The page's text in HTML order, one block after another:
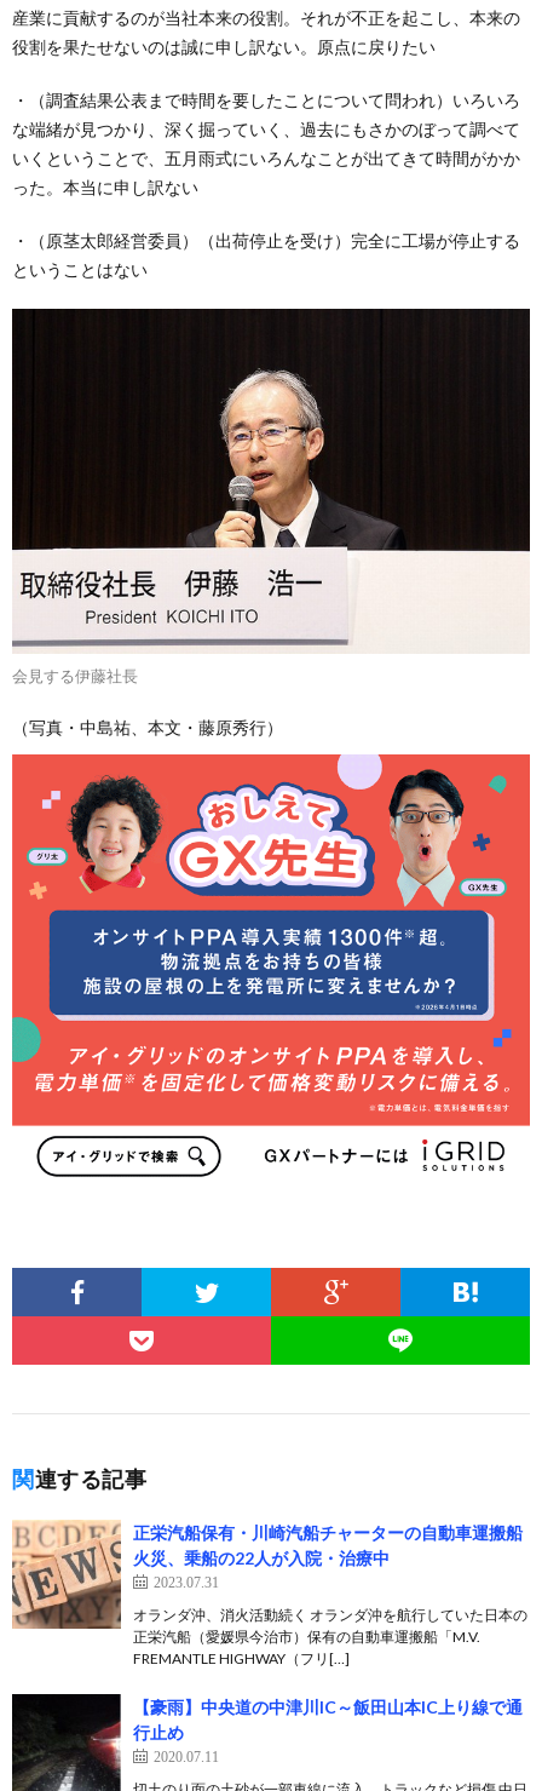
産業に貢献するのが当社本来の役割。それが不正を起こし、本来の
役割を果たせないのは誠に申し訳ない。原点に戻りたい
・（調査結果公表まで時間を要したことについて問われ）いろいろ
な端緒が見つかり、深く掘っていく、過去にもさかのぼって調べて
いくということで、五月雨式にいろんなことが出てきて時間がかか
った。本当に申し訳ない
・（原茎太郎経営委員）（出荷停止を受け）完全に工場が停止する
ということはない
会見する伊藤社長
（写真・中島祐、本文・藤原秀行）
関連する記事
正栄汽船保有・川崎汽船チャーターの自動車運搬船
火災、乗船の22人が入院・治療中
2023.07.31
オランダ沖、消火活動続く オランダ沖を航行していた日本の
正栄汽船（愛媛県今治市）保有の自動車運搬船「M.V.
FREMANTLE HIGHWAY（フリ[…]
【豪雨】中央道の中津川IC～飯田山本IC上り線で通
行止め
2020.07.11